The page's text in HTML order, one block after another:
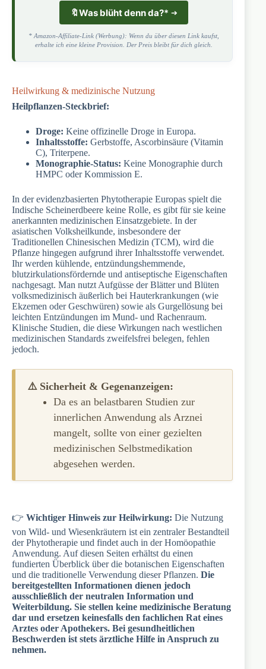
🔖Was blüht denn da?*
* Amazon-Affiliate-Link (Werbung): Wenn du über diesen Link kaufst,
erhalte ich eine kleine Provision. Der Preis bleibt für dich gleich.
Heilwirkung & medizinische Nutzung
Heilpflanzen-Steckbrief:
Droge: Keine offizinelle Droge in Europa.
Inhaltsstoffe: Gerbstoffe, Ascorbinsäure (Vitamin
C), Triterpene.
Monographie-Status: Keine Monographie durch
HMPC oder Kommission E.
In der evidenzbasierten Phytotherapie Europas spielt die
Indische Scheinerdbeere keine Rolle, es gibt für sie keine
anerkannten medizinischen Einsatzgebiete. In der
asiatischen Volksheilkunde, insbesondere der
Traditionellen Chinesischen Medizin (TCM), wird die
Pflanze hingegen aufgrund ihrer Inhaltsstoffe verwendet.
Ihr werden kühlende, entzündungshemmende,
blutzirkulationsfördernde und antiseptische Eigenschaften
nachgesagt. Man nutzt Aufgüsse der Blätter und Blüten
volksmedizinisch äußerlich bei Hauterkrankungen (wie
Ekzemen oder Geschwüren) sowie als Gurgellösung bei
leichten Entzündungen im Mund- und Rachenraum.
Klinische Studien, die diese Wirkungen nach westlichen
medizinischen Standards zweifelsfrei belegen, fehlen
jedoch.
⚠️ Sicherheit & Gegenanzeigen:
Da es an belastbaren Studien zur
innerlichen Anwendung als Arznei
mangelt, sollte von einer gezielten
medizinischen Selbstmedikation
abgesehen werden.
👉 Wichtiger Hinweis zur Heilwirkung: Die Nutzung
von Wild- und Wiesenkräutern ist ein zentraler Bestandteil
der Phytotherapie und findet auch in der Homöopathie
Anwendung. Auf diesen Seiten erhältst du einen
fundierten Überblick über die botanischen Eigenschaften
und die traditionelle Verwendung dieser Pflanzen. Die
bereitgestellten Informationen dienen jedoch
ausschließlich der neutralen Information und
Weiterbildung. Sie stellen keine medizinische Beratung
dar und ersetzen keinesfalls den fachlichen Rat eines
Arztes oder Apothekers. Bei gesundheitlichen
Beschwerden ist stets ärztliche Hilfe in Anspruch zu
nehmen.